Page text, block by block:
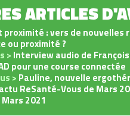
ARTICLES
proximité : vers de nouvelles
ou proximité ?
> Interview audio de
pour une course connectée
> Pauline, nouvelle
ReSanté-Vous de Mars
Mars 2021